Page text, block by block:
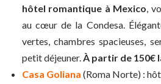
hôtel romantique à Mexico,
au cœur de la Condesa.
vertes, chambres spacieuses,
petit déjeuner.À partir de 150€
Casa Goliana (Roma Norte) :